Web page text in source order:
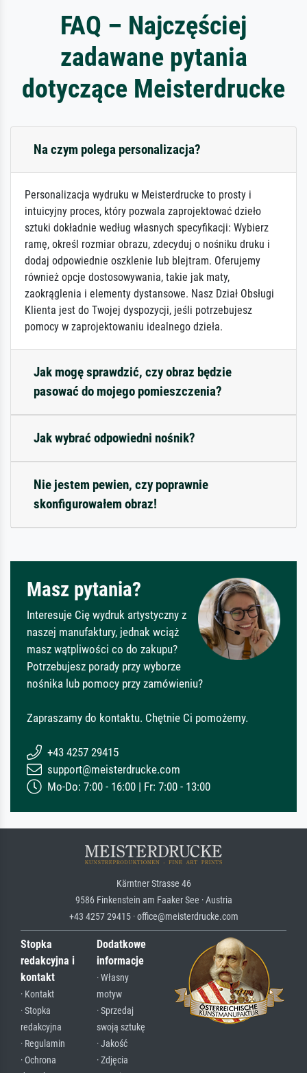
FAQ – Najczęściej
zadawane pytania
dotyczące Meisterdrucke
Na czym polega personalizacja?
Personalizacja wydruku w Meisterdrucke to prosty i
intuicyjny proces, który pozwala zaprojektować dzieło
sztuki dokładnie według własnych specyfikacji: Wybierz
ramę, określ rozmiar obrazu, zdecyduj o nośniku druku i
dodaj odpowiednie oszklenie lub blejtram. Oferujemy
również opcje dostosowywania, takie jak maty,
zaokrąglenia i elementy dystansowe. Nasz Dział Obsługi
Klienta jest do Twojej dyspozycji, jeśli potrzebujesz
pomocy w zaprojektowaniu idealnego dzieła.
Jak mogę sprawdzić, czy obraz będzie
pasować do mojego pomieszczenia?
Jak wybrać odpowiedni nośnik?
Nie jestem pewien, czy poprawnie
skonfigurowałem obraz!
Masz pytania?
Interesuje Cię wydruk artystyczny z
naszej manufaktury, jednak wciąż
masz wątpliwości co do zakupu?
Potrzebujesz porady przy wyborze
nośnika lub pomocy przy zamówieniu?
Zapraszamy do kontaktu. Chętnie Ci pomożemy.
+43 4257 29415
support@meisterdrucke.com
Mo-Do: 7:00 - 16:00 | Fr: 7:00 - 13:00
Kärntner Strasse 46
9586 Finkenstein am Faaker See · Austria
+43 4257 29415 · office@meisterdrucke.com
Stopka
redakcyjna i
kontakt
· Kontakt
· Stopka
redakcyjna
· Regulamin
· Ochrona
Dodatkowe
informacje
· Własny
motyw
· Sprzedaj
swoją sztukę
· Jakość
· Zdjęcia